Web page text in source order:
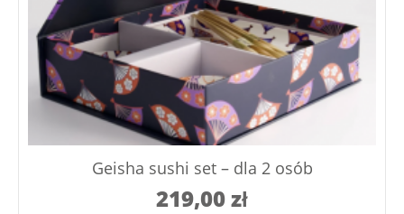
Geisha sushi set – dla 2 osób
219,00zł